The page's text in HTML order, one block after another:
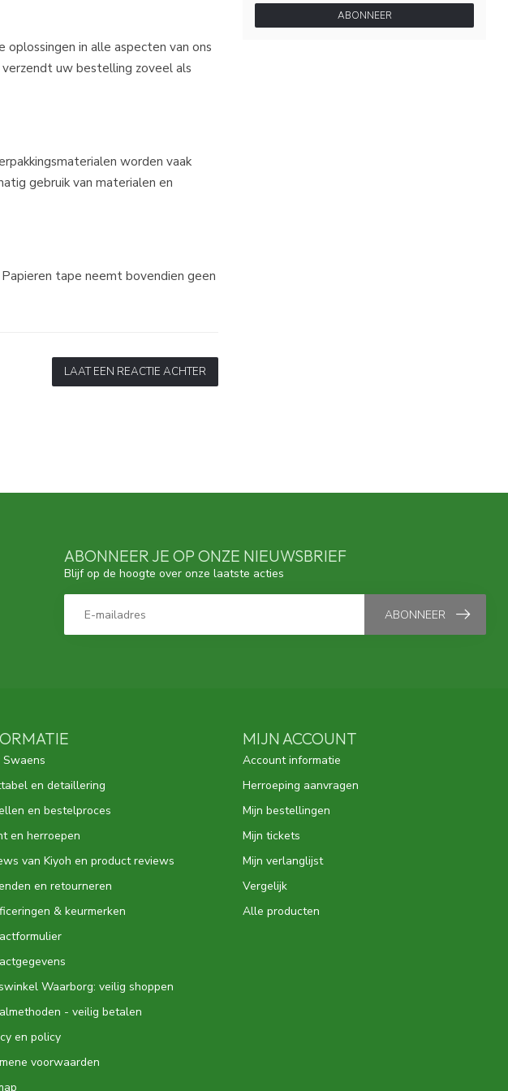
in alle aspecten van ons
uw bestelling zoveel als
worden vaak
gebruik van materialen en
tape neemt bovendien geen
LAAT EEN REACTIE ACHTER
ABONNEER
ABONNEER JE OP ONZE NIEUWSBRIEF
Blijf op de hoogte over onze laatste acties
ABONNEER
Swaens
en detaillering
en bestelproces
en herroepen
van Kiyoh en product reviews
en retourneren
& keurmerken
Waarborg: veilig shoppen
- veilig betalen
en policy
voorwaarden
MIJN ACCOUNT
Account informatie
Herroeping aanvragen
Mijn bestellingen
Mijn tickets
Mijn verlanglijst
Vergelijk
Alle producten